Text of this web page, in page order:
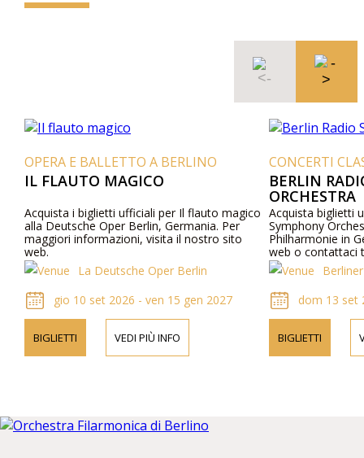
OPERA E BALLETTO A BERLINO
IL FLAUTO MAGICO
Acquista i biglietti ufficiali per Il flauto magico
alla Deutsche Oper Berlin, Germania. Per
maggiori informazioni, visita il nostro sito
web.
La Deutsche Oper Berlin
gio 10 set 2026 - ven 15 gen 2027
BIGLIETTI VEDI PIÙ INFO
CONCERTI
BERLIN
ORCHESTRA
Acquista biglietti
Symphony
Philharmonie in
web o contattaci
informazioni su
e prezzi dei
dom 13 set
BIGLIETTI